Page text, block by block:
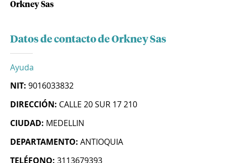
Orkney Sas
Datos de contacto de Orkney Sas
Ayuda
NIT: 9016033832
DIRECCIÓN: CALLE 20 SUR 17 210
CIUDAD: MEDELLIN
DEPARTAMENTO: ANTIOQUIA
TELÉFONO: 3113679393